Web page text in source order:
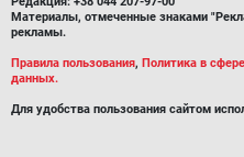
Материалы, отмеченные знаками
рекламы.
Правила пользования, Политика в
данных.
Для удобства пользования сайтом